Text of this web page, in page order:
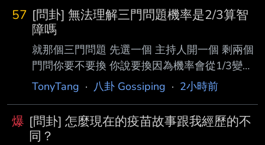
57 [問卦] 無法理解三門問題機率是2/3算智
障嗎
就那個三門問題 先選一個 主持人開一個 剩兩個
門問你要不要換 你說要換因為機率會從1/3變
2/3 看10年還是不能理解 剩下兩個門不就一半
智障嗎 有沒有八卦 --
TonyTang · 八卦 Gossiping · 2小時前
爆 [問卦] 怎麼現在的疫苗故事跟我經歷的不
同？